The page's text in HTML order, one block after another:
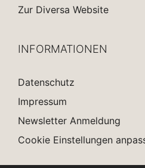
Zur Diversa Website
INFORMATIONEN
Datenschutz
Impressum
Newsletter Anmeldung
Cookie Einstellungen